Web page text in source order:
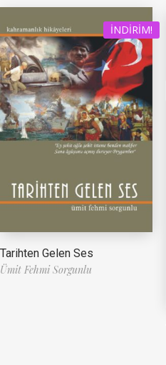
İNDIRIM!
Tarihten Gelen Ses
Ümit Fehmi Sorgunlu